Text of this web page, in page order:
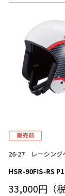
26-27 レーシング
HSR-90FIS-RS
33,000円（税